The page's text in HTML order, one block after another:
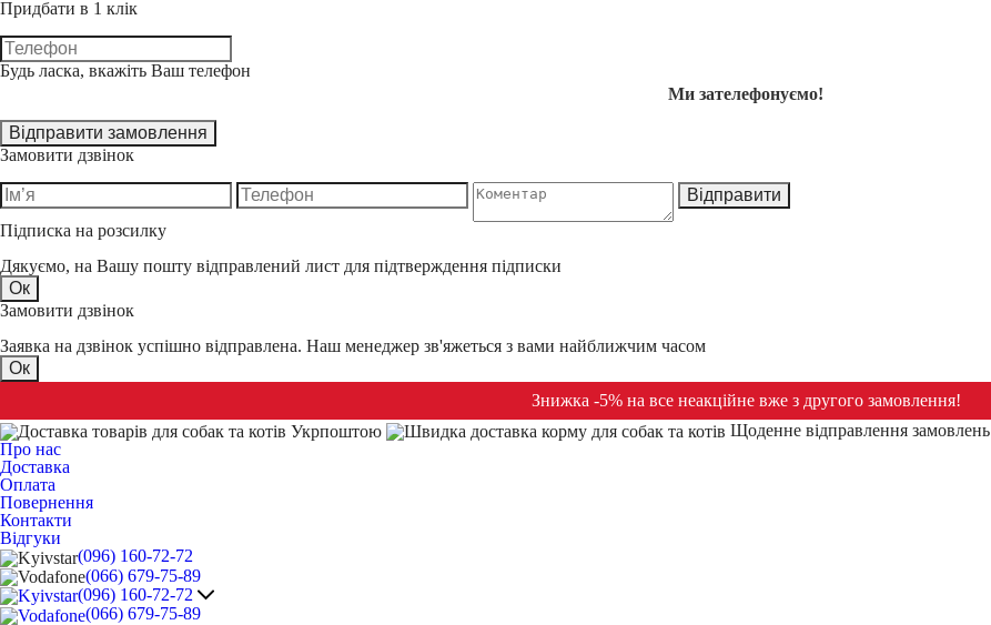
Придбати в 1 клік
Будь ласка, вкажіть Ваш телефон
Ми зателефонуємо!
Відправити замовлення
Замовити дзвінок
Відправити
Підписка на розсилку
Дякуємо, на Вашу пошту відправлений лист для підтверждення підписки
Ок
Замовити дзвінок
Заявка на дзвінок успішно відправлена. Наш менеджер зв'яжеться з вами найближчим часом
Ок
Знижка -5% на все неакційне вже з другого замовлення!
Щоденне відправлення замовлень
Про нас
Доставка
Оплата
Повернення
Контакти
Відгуки
(096) 160-72-72
(066) 679-75-89
(096) 160-72-72
(066) 679-75-89